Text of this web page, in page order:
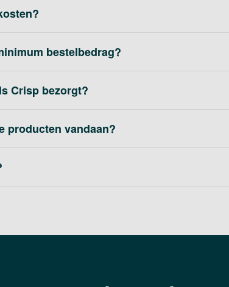
bestelbedrag?
Crisp bezorgt?
producten vandaan?